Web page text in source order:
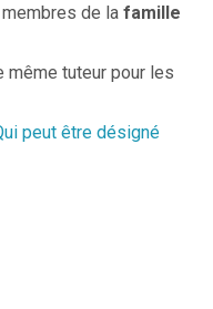
de lafamille
même tuteur pour les
peut être désigné